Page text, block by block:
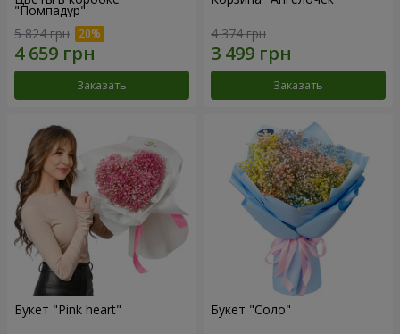
"Помпадур"
5 824 грн
Заказать
4 374 грн
Заказать
Букет "Pink heart" Букет "Соло"